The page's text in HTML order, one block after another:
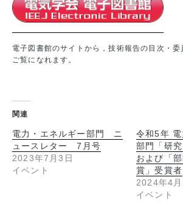
電子図書館のサイトから，技術報告の目次・
ご覧になれます。
関連
電力・エネルギー部門 ニ
ュースレター 7月号
2023年7月3日
イベント
令和5年
部門「研究
および「
賞」受賞者
2024年4月
イベント